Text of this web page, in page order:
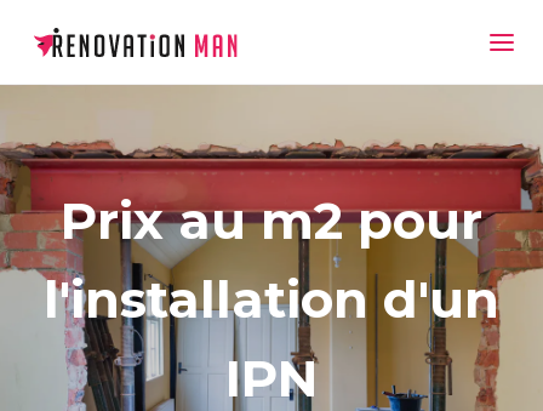
Prix au m2 pour
l'installation d'un
IPN